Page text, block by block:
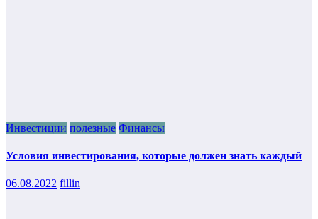
Инвестиции полезные Финансы
Условия инвестирования, которые должен знать каждый
06.08.2022 fillin